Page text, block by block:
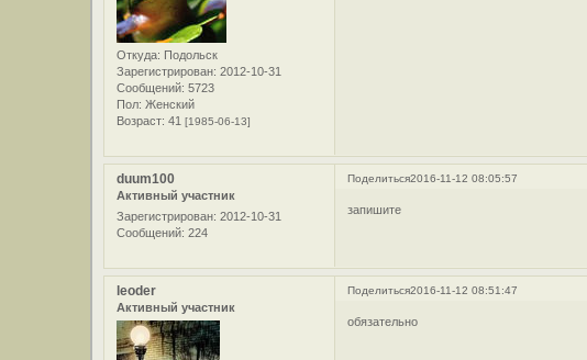
Откуда: Подольск
Зарегистрирован: 2012-10-31
Сообщений: 5723
Пол: Женский
Возраст: 41[1985-06-13]
Поделиться2016-11-12 08:05:57
duum100
Активный участник
Зарегистрирован: 2012-10-31
Сообщений: 224
запишите
Поделиться2016-11-12 08:51:47
leoder
Активный участник
обязательно